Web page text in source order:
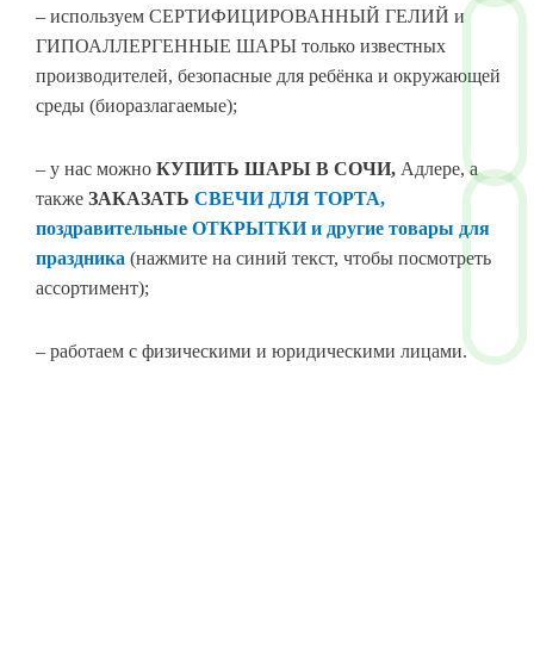
– используем СЕРТИФИЦИРОВАННЫЙ ГЕЛИЙ и
ГИПОАЛЛЕРГЕННЫЕ ШАРЫ только известных
производителей, безопасные для ребёнка и окружающей
среды (биоразлагаемые);
– у нас можно КУПИТЬ ШАРЫ В СОЧИ, Адлере, а
также ЗАКАЗАТЬ СВЕЧИ ДЛЯ ТОРТА,
поздравительные ОТКРЫТКИ и другие товары для
праздника (нажмите на синий текст, чтобы посмотреть
ассортимент);
– работаем с физическими и юридическими лицами.